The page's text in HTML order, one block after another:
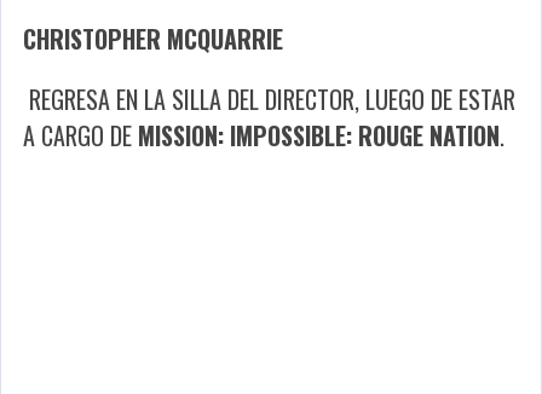
CHRISTOPHER MCQUARRIE
REGRESA EN LA SILLA DEL DIRECTOR, LUEGO DE ESTAR
A CARGO DE MISSION: IMPOSSIBLE: ROUGE NATION.